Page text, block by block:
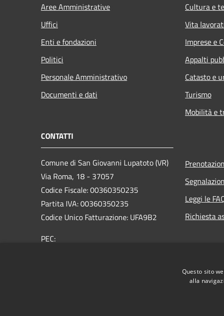
Aree Amministrative
Uffici
Enti e fondazioni
Politici
Personale Amministrativo
Documenti e dati
Cultura e
Vita
Imprese e
Appalti
Catasto e
Turismo
Mobilità e
CONTATTI
Comune di San Giovanni Lupatoto (VR)
Via Roma, 18 - 37057
Codice Fiscale: 00360350235
Partita IVA: 00360350235
Codice Unico Fatturazione: UFA9B2
PEC:
Leggi le
Richiesta
Questo sito
alla